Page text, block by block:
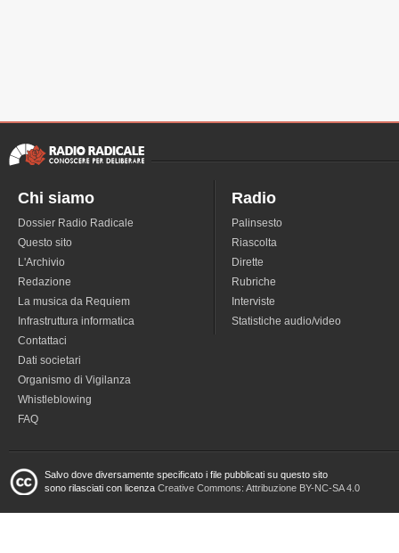
Chi siamo
Dossier Radio Radicale
Questo sito
L'Archivio
Redazione
La musica da Requiem
Infrastruttura informatica
Contattaci
Dati societari
Organismo di Vigilanza
Whistleblowing
FAQ
Radio
Palinsesto
Riascolta
Dirette
Rubriche
Interviste
Statistiche audio/video
Salvo dove diversamente specificato i file pubblicati su questo sito
sono rilasciati con licenza Creative Commons: Attribuzione BY-NC-SA 4.0